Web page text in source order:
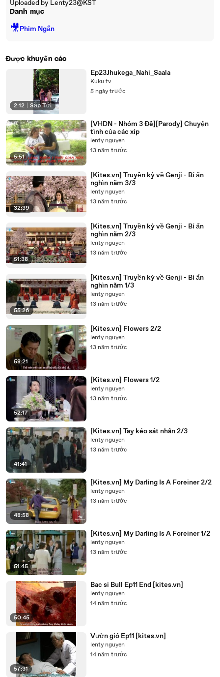
Uploaded by Lenty23@KST
Danh mục
🎥Phim Ngắn
Được khuyến cáo
2:12 Sắp Tới
Ep23Jhukega_Nahi_Saala
Kuku tv
5 ngày trước
5:51
[VHDN - Nhóm 3 Đê][Parody] Chuyện
tình của các xíp
lenty nguyen
13 năm trước
32:39
[Kites.vn] Truyền kỳ về Genji - Bí ẩn
nghìn năm 3/3
lenty nguyen
13 năm trước
51:38
[Kites.vn] Truyền kỳ về Genji - Bí ẩn
nghìn năm 2/3
lenty nguyen
13 năm trước
55:26
[Kites.vn] Truyền kỳ về Genji - Bí ẩn
nghìn năm 1/3
lenty nguyen
13 năm trước
58:21
[Kites.vn] Flowers 2/2
lenty nguyen
13 năm trước
52:17
[Kites.vn] Flowers 1/2
lenty nguyen
13 năm trước
41:41
[Kites.vn] Tay kéo sát nhân 2/3
lenty nguyen
13 năm trước
48:58
[Kites.vn] My Darling Is A Foreiner 2/2
lenty nguyen
13 năm trước
51:45
[Kites.vn] My Darling Is A Foreiner 1/2
lenty nguyen
13 năm trước
50:45
Bac si Bull Ep11 End [kites.vn]
lenty nguyen
14 năm trước
57:31
Vườn gió Ep11 [kites.vn]
lenty nguyen
14 năm trước